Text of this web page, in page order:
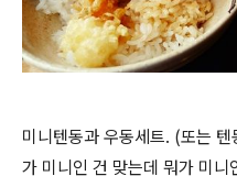
미니텐동과 우동세트. (또는
가 미니인 건 맞는데 뭐가 미니